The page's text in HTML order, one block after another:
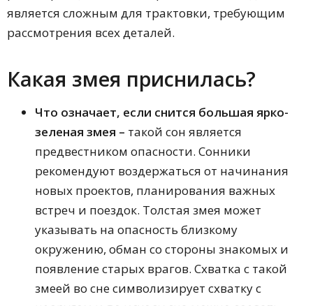
Французский сонник
Современный сонник
Русский народный сонник
Лунный сонник
Исламский сонник
Американский сонник
Цыганский сонник
Эзотерический сонник Е. Аноповой
Сонник от А до Я (В. Мельникова)
Романтический сонник
Сонник домохозяйки
Сонник 21 века
Сонник целительницы
Федоровской
Идиоматический сонник
является сложным для трактовки, требующим
рассмотрения всех деталей.
Какая змея приснилась?
Что означает, если снится большая ярко-
зеленая змея – такой сон является
предвестником опасности. Сонники
рекомендуют воздержаться от начинания
новых проектов, планирования важных
встреч и поездок. Толстая змея может
указывать на опасность близкому
окружению, обман со стороны знакомых и
появление старых врагов. Схватка с такой
змеей во сне символизирует схватку с